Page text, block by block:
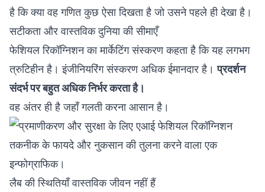
है कि क्या वह गणित कुछ ऐसा दिखता है जो उसने पहले ही देखा है।
सटीकता और वास्तविक दुनिया की सीमाएँ
फेशियल रिकॉग्निशन का मार्केटिंग संस्करण कहता है कि यह लगभग
त्रुटिहीन है। इंजीनियरिंग संस्करण अधिक ईमानदार है।प्रदर्शन
संदर्भ पर बहुत अधिक निर्भर करता है।
वह अंतर ही है जहाँ गलती करना आसान है।
लैब की स्थितियाँ वास्तविक जीवन नहीं हैं